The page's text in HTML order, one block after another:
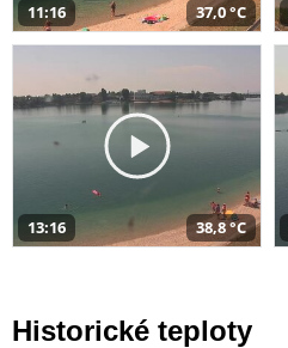
11:16 37,0 °C
13:16 38,8 °C
Historické teploty